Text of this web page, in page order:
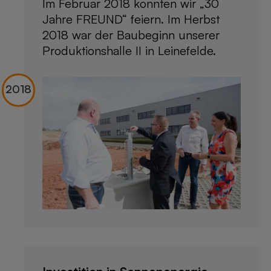
Im Februar 2018 konnten wir „30
Jahre FREUND“ feiern. Im Herbst
2018 war der Baubeginn unserer
Produktionshalle II in Leinefelde.